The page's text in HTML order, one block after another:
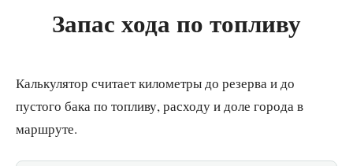
Запас хода по топливу
Калькулятор считает километры до резерва и до
пустого бака по топливу, расходу и доле города в
маршруте.